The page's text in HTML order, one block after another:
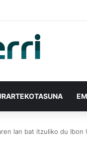
lan bat itzuliko du Ibon